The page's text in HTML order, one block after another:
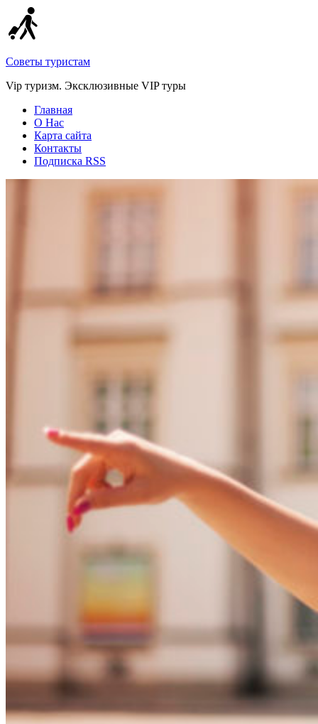
Советы туристам
Vip туризм. Эксклюзивные VIP туры
Главная
О Нас
Карта сайта
Контакты
Подписка RSS